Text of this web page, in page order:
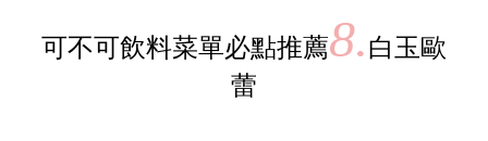
可不可飲料菜單必點推薦8.白玉歐
蕾